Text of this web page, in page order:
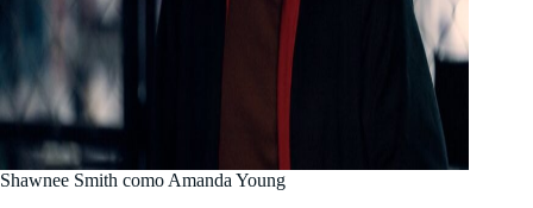
Shawnee Smith como Amanda Young